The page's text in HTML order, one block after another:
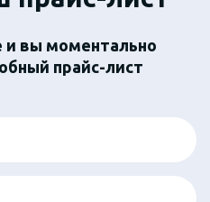
вы моментально
прайс-лист